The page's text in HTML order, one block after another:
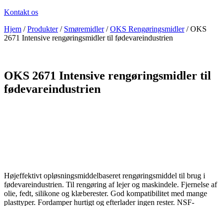
Kontakt os
Hjem /Produkter/ Smøremidler/OKS Rengøringsmidler/OKS
2671 Intensive rengøringsmidler til fødevareindustrien
OKS 2671 Intensive rengøringsmidler til
fødevareindustrien
Højeffektivt opløsningsmiddelbaseret rengøringsmiddel til brug i
fødevareindustrien. Til rengøring af lejer og maskindele. Fjernelse af
olie, fedt, silikone og klæberester. God kompatibilitet med mange
plasttyper. Fordamper hurtigt og efterlader ingen rester. NSF-